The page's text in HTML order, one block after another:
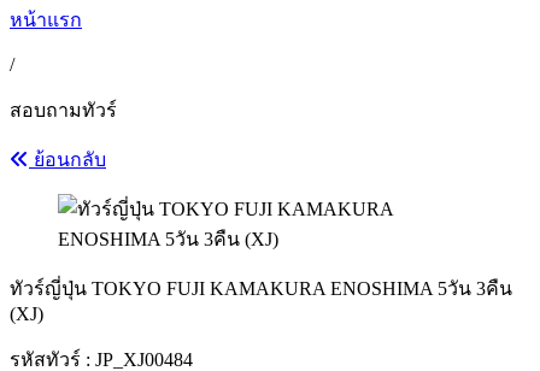
หน้าแรก
/
สอบถามทัวร์
ย้อนกลับ
ทัวร์ญี่ปุ่น TOKYO FUJI KAMAKURA ENOSHIMA 5วัน 3คืน
(XJ)
รหัสทัวร์ : JP_XJ00484